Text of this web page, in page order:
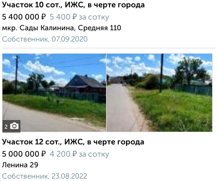
Участок 10 сот., ИЖС, в черте города
5 400 000 ₽ 5 400 ₽ за сотку
мкр. Сады Калинина, Средняя 110
Собственник, 07.09.2020
2
Участок 12 сот., ИЖС, в черте города
5 000 000 ₽ 4 200 ₽ за сотку
Ленина 29
Собственник, 23.08.2022